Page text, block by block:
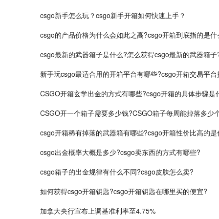
csgo新手怎么玩？csgo新手开箱如何快速上手？
csgo的产品价格为什么会如此之高?csgo开箱到底指的是什
csgo最新的武器箱子是什么?怎么获得csgo最新的武器箱子
新手玩csgo最适合用的开箱平台有哪些?csgo开箱交易平台
CSGO开箱玄学出金的方式有哪些?csgo开箱的具体步骤是
CSGO开一个箱子需要多少钱?CSGO箱子每周能掉落多少
csgo开箱稀有掉落的武器箱有哪些?csgo开箱性价比高的是
csgo出金概率大概是多少?csgo卖东西的方式有哪些?
csgo箱子的出金规律有什么不同?csgo皮肤怎么卖?
如何获得csgo开箱钥匙?csgo开箱钥匙在哪里买的便宜?
加拿大央行宣布上调基准利率至4.75%